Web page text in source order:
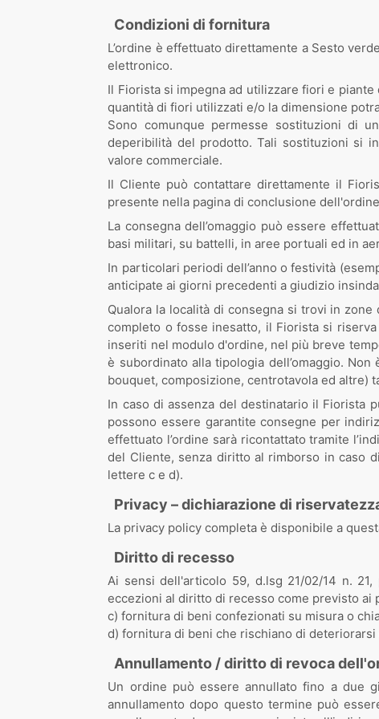
Condizioni di fornitura
L’ordine è effettuato direttamente a Sesto
elettronico.
Il Fiorista si impegna ad utilizzare fiori e
quantità di fiori utilizzati e/o la dimensione
Sono comunque permesse sostituzioni di
deperibilità del prodotto. Tali sostituzioni si
valore commerciale.
Il Cliente può contattare direttamente il
presente nella pagina di conclusione
La consegna dell’omaggio può essere
basi militari, su battelli, in aree portuali ed in
In particolari periodi dell’anno o festività
anticipate ai giorni precedenti a giudizio
Qualora la località di consegna si trovi in
completo o fosse inesatto, il Fiorista si
inseriti nel modulo d'ordine, nel più breve
è subordinato alla tipologia dell’omaggio.
bouquet, composizione, centrotavola ed altre)
In caso di assenza del destinatario il Fiorista
possono essere garantite consegne per
effettuato l’ordine sarà ricontattato tramite
del Cliente, senza diritto al rimborso in caso
lettere c e d).
Privacy – dichiarazione di
La privacy policy completa è disponibile a
Diritto di recesso
Ai sensi dell'articolo 59, d.lsg 21/02/14 n.
eccezioni al diritto di recesso come previsto ai
c) fornitura di beni confezionati su misura o
d) fornitura di beni che rischiano di deteriorarsi
Annullamento / diritto di revoca
Un ordine può essere annullato fino a due
annullamento dopo questo termine può